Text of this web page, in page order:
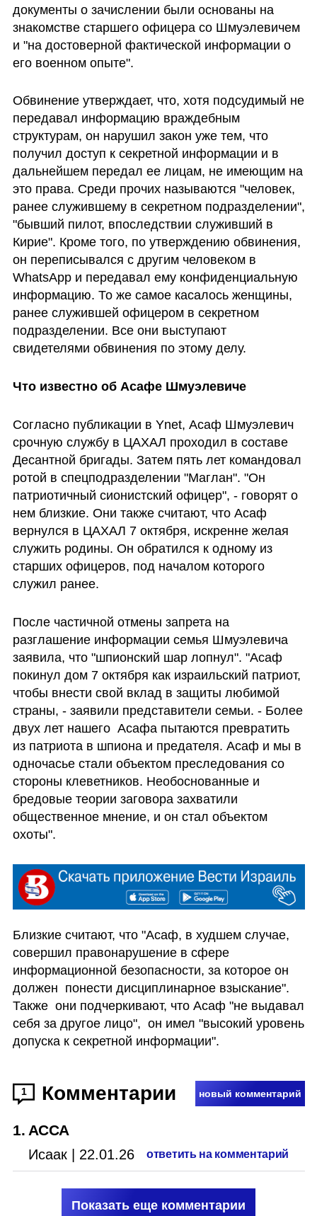
документы о зачислении были основаны на
знакомстве старшего офицера со Шмуэлевичем
и "на достоверной фактической информации о
его военном опыте".
Обвинение утверждает, что, хотя подсудимый не
передавал информацию враждебным
структурам, он нарушил закон уже тем, что
получил доступ к секретной информации и в
дальнейшем передал ее лицам, не имеющим на
это права. Среди прочих называются "человек,
ранее служившему в секретном подразделении",
"бывший пилот, впоследствии служивший в
Кирие". Кроме того, по утверждению обвинения,
он переписывался с другим человеком в
WhatsApp и передавал ему конфиденциальную
информацию. То же самое касалось женщины,
ранее служившей офицером в секретном
подразделении. Все они выступают
свидетелями обвинения по этому делу.
Что известно об Асафе Шмуэлевиче
Согласно публикации в Ynet, Асаф Шмуэлевич
срочную службу в ЦАХАЛ проходил в составе
Десантной бригады. Затем пять лет командовал
ротой в спецподразделении "Маглан". "Он
патриотичный сионистский офицер", - говорят о
нем близкие. Они также считают, что Асаф
вернулся в ЦАХАЛ 7 октября, искренне желая
служить родины. Он обратился к одному из
старших офицеров, под началом которого
служил ранее.
После частичной отмены запрета на
разглашение информации семья Шмуэлевича
заявила, что "шпионский шар лопнул". "Асаф
покинул дом 7 октября как израильский патриот,
чтобы внести свой вклад в защиты любимой
страны, - заявили представители семьи. - Более
двух лет нашего  Асафа пытаются превратить
из патриота в шпиона и предателя. Асаф и мы в
одночасье стали объектом преследования со
стороны клеветников. Необоснованные и
бредовые теории заговора захватили
общественное мнение, и он стал объектом
охоты".
Близкие считают, что "Асаф, в худшем случае,
совершил правонарушение в сфере
информационной безопасности, за которое он
должен  понести дисциплинарное взыскание".
Также  они подчеркивают, что Асаф "не выдавал
себя за другое лицо",  он имел "высокий уровень
допуска к секретной информации".
1 Комментарии новый комментарий
1. АССА
Исаак 22.01.26 ответить на комментарий
Показать еще комментарии